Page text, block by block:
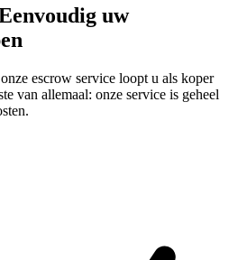
uw
escrow service loopt u als koper
van allemaal: onze service is geheel